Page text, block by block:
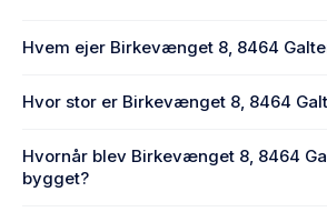
Hvem ejer Birkevænget 8, 8464
Hvor stor er Birkevænget 8, 8464
8464 Galten.
Hvornår blev Birkevænget 8, 8464
bygget?